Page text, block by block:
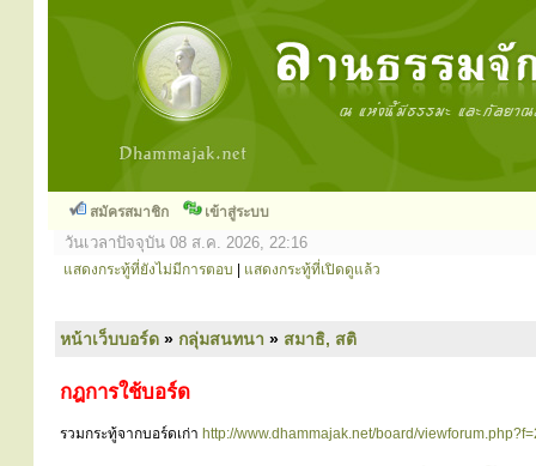
สมัครสมาชิก เข้าสู่ระบบ
วันเวลาปัจจุบัน 08 ส.ค. 2026, 22:16
แสดงกระทู้ที่ยังไม่มีการตอบ แสดงกระทู้ที่เปิดดูแล้ว
หน้าเว็บบอร์ด » กลุ่มสนทนา » สมาธิ, สติ
กฎการใช้บอร์ด
รวมกระทู้จากบอร์ดเก่า http://www.dhammajak.net/board/